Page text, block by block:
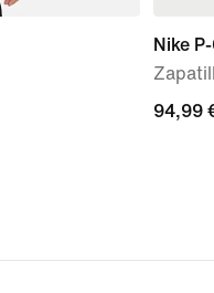
Nike
94,99
94,99